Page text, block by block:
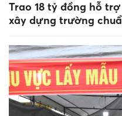
Trao 18 tỷ đồng hỗ
xây dựng trường